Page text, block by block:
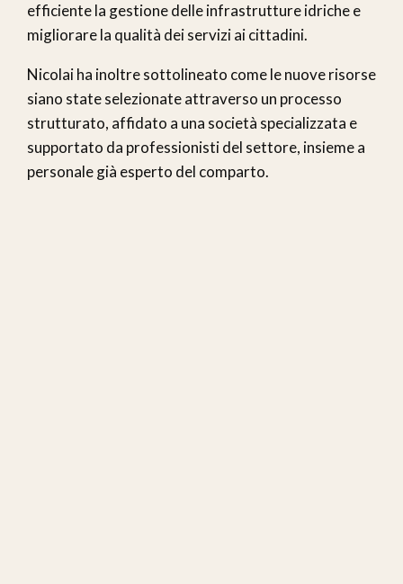
efficiente la gestione delle infrastrutture idriche e
migliorare la qualità dei servizi ai cittadini.
Nicolai ha inoltre sottolineato come le nuove risorse
siano state selezionate attraverso un processo
strutturato, affidato a una società specializzata e
supportato da professionisti del settore, insieme a
personale già esperto del comparto.